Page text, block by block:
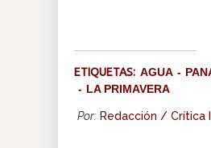
ETIQUETAS: AGUA
LA PRIMAVERA
Por: Redacción / Crítica